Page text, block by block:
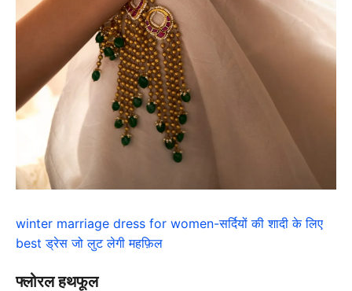
winter marriage dress for women-सर्दियों की शादी के लिए
best ड्रेस जो लुट लेगी महफ़िल
फ्लोरल हथफूल